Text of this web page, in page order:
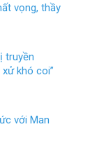
vọng, thầy
truyền
khó coi”
với Man